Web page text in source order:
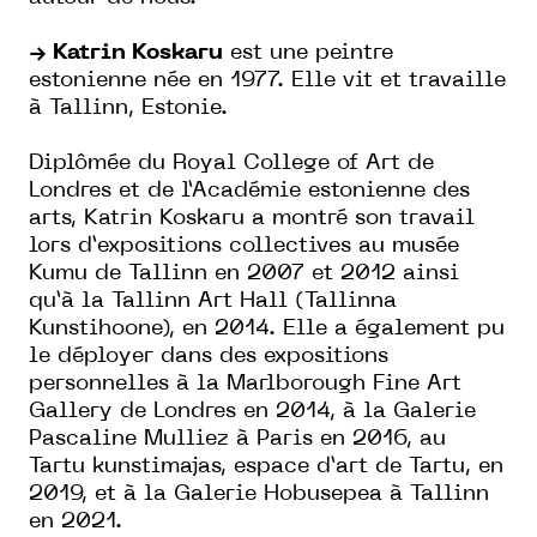
→ Katrin Koskaru est une peintre
estonienne née en 1977. Elle vit et travaille
à Tallinn, Estonie.
Diplômée du Royal College of Art de
Londres et de l’Académie estonienne des
arts, Katrin Koskaru a montré son travail
lors d’expositions collectives au musée
Kumu de Tallinn en 2007 et 2012 ainsi
qu’à la Tallinn Art Hall (Tallinna
Kunstihoone), en 2014. Elle a également pu
le déployer dans des expositions
personnelles à la Marlborough Fine Art
Gallery de Londres en 2014, à la Galerie
Pascaline Mulliez à Paris en 2016, au
Tartu kunstimajas, espace d’art de Tartu, en
2019, et à la Galerie Hobusepea à Tallinn
en 2021.